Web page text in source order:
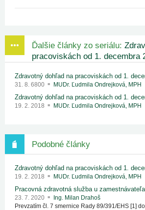
Ďalšie články zo seriálu:
pracoviskách od 1. decembra
Zdravotný dohľad na pracoviskách od 1.
31. 8. 6800 MUDr. Ľudmila Ondrejková, MPH
Zdravotný dohľad na pracoviskách od 1.
19. 2. 2018 MUDr. Ľudmila Ondrejková, MPH
Podobné články
Zdravotný dohľad na pracoviskách od 1.
19. 2. 2018 MUDr. Ľudmila Ondrejková, MPH
Pracovná zdravotná služba u zamestnávateľa
23. 7. 2020
Ing. Milan Drahoš
Prevzatím čl. 7 smernice Rady 89/391/EHS [1]